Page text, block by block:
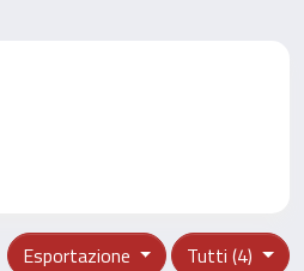
Tutti (4)
Esportazione